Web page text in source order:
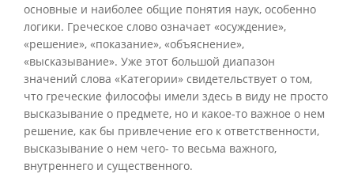
основные и наиболее общие понятия наук, особенно
логики. Греческое слово означает «осуждение»,
«решение», «показание», «объяснение»,
«высказывание». Уже этот большой диапазон
значений слова «Категории» свидетельствует о том,
что греческие философы имели здесь в виду не просто
высказывание о предмете, но и какое-то важное о нем
решение, как бы привлечение его к ответственности,
высказывание о нем чего- то весьма важного,
внутреннего и существенного.